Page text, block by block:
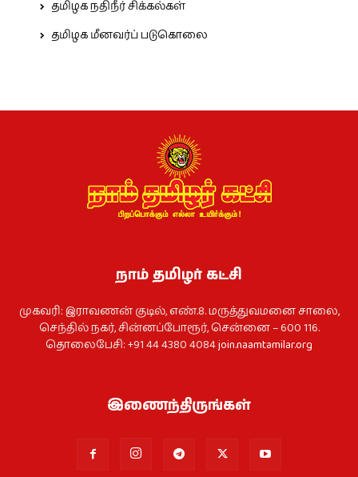
தமிழக நதிநீர் சிக்கல்கள்
தமிழக மீனவர்ப் படுகொலை
நாம் தமிழர் கட்சி
முகவரி: இராவணன் குடில், எண்.8. மருத்துவமனை சாலை,
செந்தில் நகர், சின்னப்போரூர், சென்னை – 600 116.
தொலைபேசி: +91 44 4380 4084join.naamtamilar.org
இணைந்திருங்கள்